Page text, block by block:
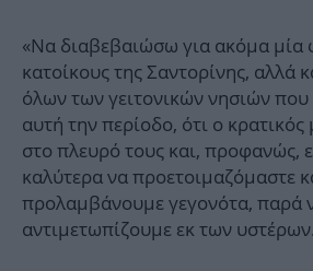
«Να διαβεβαιώσω για ακόμα μία
κατοίκους της Σαντορίνης, αλλά
όλων των γειτονικών νησιών που
αυτή την περίοδο, ότι ο κρατικός
στο πλευρό τους και, προφανώς,
καλύτερα να προετοιμαζόμαστε
προλαμβάνουμε γεγονότα, παρά
αντιμετωπίζουμε εκ των υστέρων.